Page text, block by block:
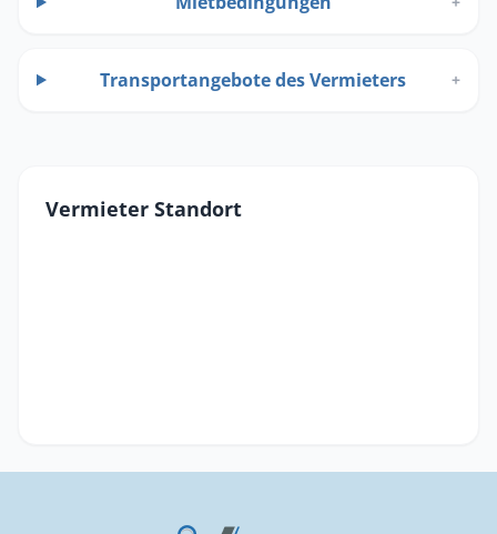
Transportangebote des Vermieters +
Vermieter Standort